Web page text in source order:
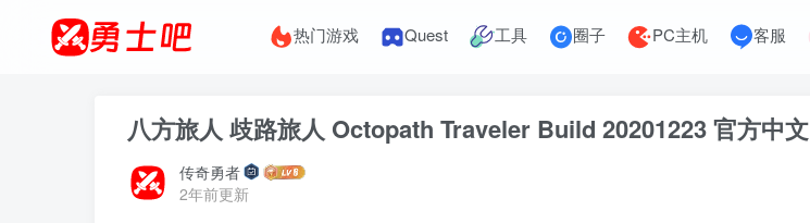
热门游戏 Quest 工具 圈子 PC主机 客服
八方旅人 歧路旅人 Octopath Traveler Build 20201223 官方中文
传奇勇者
2年前更新